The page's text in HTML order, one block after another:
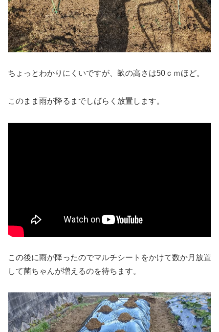
ちょっとわかりにくいですが、畝の高さは50ｃｍほど。
このまま雨が降るまでしばらく放置します。
この後に雨が降ったのでマルチシートをかけて数か月放置
して菌ちゃんが増えるのを待ちます。